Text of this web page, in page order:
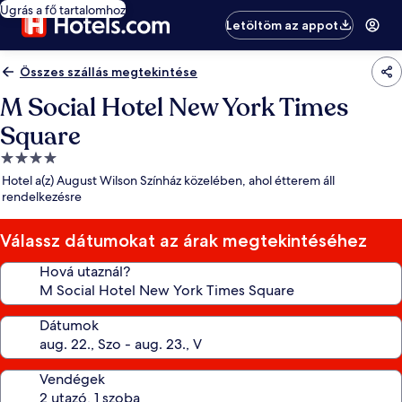
Ugrás a fő tartalomhoz
Letöltöm az appot
Összes szállás megtekintése
M Social Hotel New York Times
Square
4.0
csillagos
szálláshely
Hotel a(z) August Wilson Színház közelében, ahol étterem áll
rendelkezésre
Válassz dátumokat az árak megtekintéséhez
Hová utaznál?
Dátumok
Vendégek